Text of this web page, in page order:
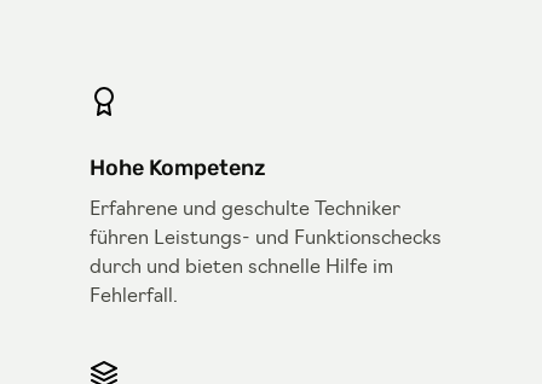
Hohe Kompetenz
Erfahrene und geschulte Techniker
führen Leistungs- und Funktionschecks
durch und bieten schnelle Hilfe im
Fehlerfall.